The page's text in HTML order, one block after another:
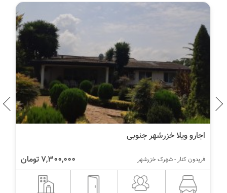
اجارو ویلا خزرشهر جنوبی
7,300,000 تومان فریدون کنار - شهرک خزرشهر